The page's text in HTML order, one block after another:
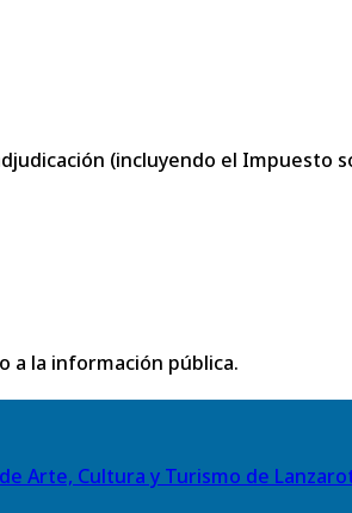
(incluyendo el Impuesto
a la información pública.
Arte, Cultura y Turismo de